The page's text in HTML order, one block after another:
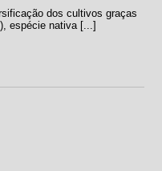
dos cultivos graças
espécie nativa [...]